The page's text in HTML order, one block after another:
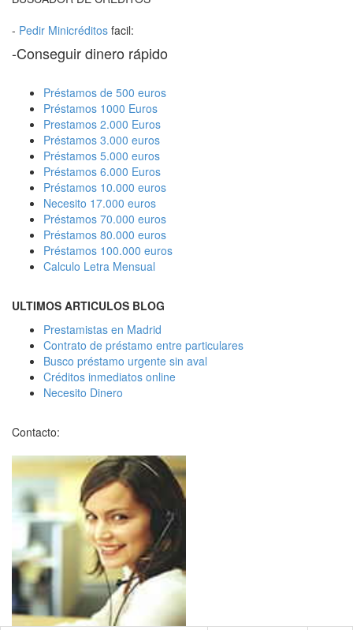
- Pedir Minicréditos facil:
-Conseguir dinero rápido
Préstamos de 500 euros
Préstamos 1000 Euros
Prestamos 2.000 Euros
Préstamos 3.000 euros
Préstamos 5.000 euros
Préstamos 6.000 Euros
Préstamos 10.000 euros
Necesito 17.000 euros
Préstamos 70.000 euros
Préstamos 80.000 euros
Préstamos 100.000 euros
Calculo Letra Mensual
ULTIMOS ARTICULOS BLOG
Prestamistas en Madrid
Contrato de préstamo entre particulares
Busco préstamo urgente sin aval
Créditos inmediatos online
Necesito Dinero
Contacto: